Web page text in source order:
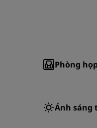
Phòng
Ánh sáng